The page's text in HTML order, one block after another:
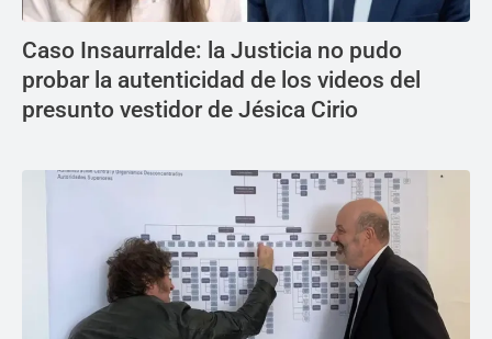
Caso Insaurralde: la Justicia no pudo
probar la autenticidad de los videos del
presunto vestidor de Jésica Cirio